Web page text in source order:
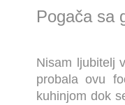
Pogača sa
Nisam ljubitelj
probala ovu
kuhinjom dok